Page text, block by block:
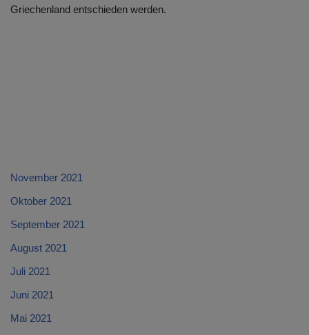
Griechenland entschieden werden.
November 2021
Oktober 2021
September 2021
August 2021
Juli 2021
Juni 2021
Mai 2021